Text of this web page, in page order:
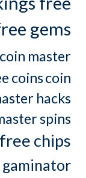
gems
coin master
coinscoin
hacks
spins
free chips